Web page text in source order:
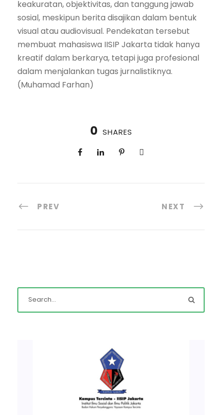
keakuratan, objektivitas, dan tanggung jawab
sosial, meskipun berita disajikan dalam bentuk
visual atau audiovisual. Pendekatan tersebut
membuat mahasiswa IISIP Jakarta tidak hanya
kreatif dalam berkarya, tetapi juga profesional
dalam menjalankan tugas jurnalistiknya.
(Muhamad Farhan)
0 SHARES
PREV NEXT